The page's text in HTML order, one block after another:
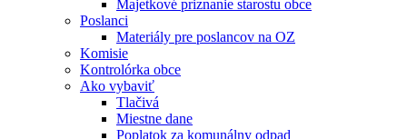
Majetkové priznanie starostu obce
Poslanci
Materiály pre poslancov na OZ
Komisie
Kontrolórka obce
Ako vybaviť
Tlačivá
Miestne dane
Poplatok za komunálny odpad